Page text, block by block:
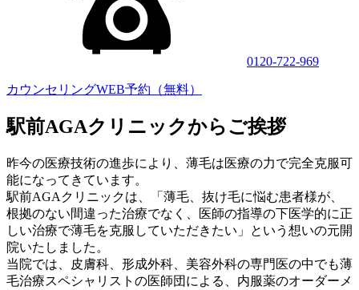
0120-722-969
カウンセリングWEB予約（無料）
駅前AGAクリニックからご挨拶
昨今の医療技術の進歩により、薄毛は医療の力で完全克服可
能になってきています。
駅前AGAクリニックは、「薄毛、抜け毛に悩む患者様が、
根拠のない間違った治療でなく、医師の指導の下医学的に正
しい治療で薄毛を克服していただきたい」という想いの元開
院いたしました。
当院では、皮膚科、形成外科、美容外科の専門医の中でも薄
毛治療スペシャリストの医師団による、内服薬のオーダーメ